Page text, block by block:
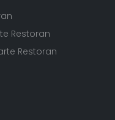
Restoran
Restoran